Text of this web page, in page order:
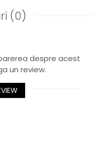
(0)
despre acest
un review.